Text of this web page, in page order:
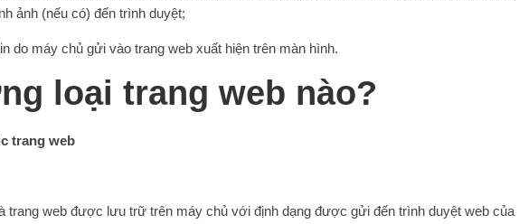
ảnh (nếu có) đến trình duyệt;
do máy chủ gửi vào trang web xuất hiện trên màn hình.
loại trang web nào?
trang web
trang web được lưu trữ trên máy chủ với định dạng được gửi đến trình duyệt web của